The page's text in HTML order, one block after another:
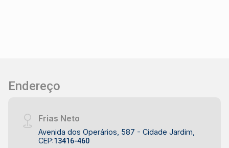
Endereço
Frias Neto
Avenida dos Operários, 587 - Cidade Jardim,
CEP:13416-460